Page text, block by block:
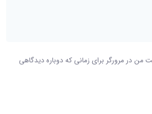
من در مرورگر برای زمانی که دوباره دیدگاهی